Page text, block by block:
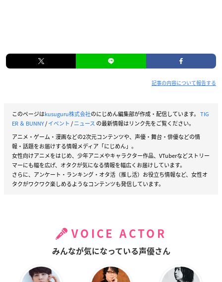
記事の内容について報告する
このページはkusuguru株式会社のにじめん編集部が作成・配信しています。 TIG
ER ＆ BUNNY/イベント /ニュース の最新情報はリンク先をご覧ください。
アニメ・ゲーム・漫画などの2次元コンテンツや、声優・舞台・俳優などの情
報・話題をお届けする情報メディア「にじめん」。
女性向けアニメをはじめ、少年アニメやキャラクター作品、VTuberなどストリー
マーにも幅を広げ、オタクが気になる情報を幅広くお届けしています。
さらに、アンケート・ランキング・オタ活（推し活）お役立ち情報など、女性オ
タクがワクワク楽しめるようなコンテンツも発信しています。
VOICE ACTOR
みんなが気になっている声優さん